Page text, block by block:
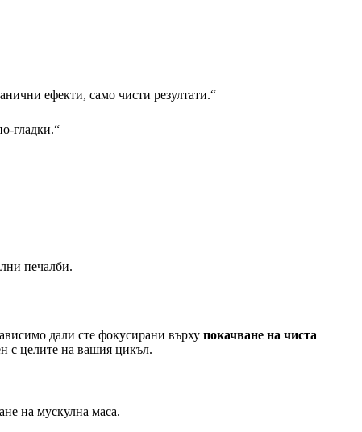
ефекти, само чисти резултати.“
гладки.“
печалби.
дали сте фокусирани върху покачване на чиста
с целите на вашия цикъл.
на мускулна маса.